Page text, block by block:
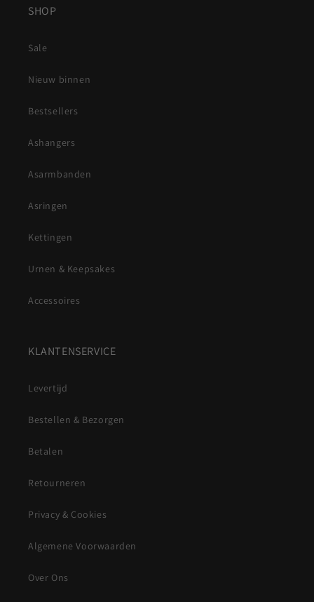
SHOP
Sale
Nieuw binnen
Bestsellers
Ashangers
Asarmbanden
Asringen
Kettingen
Urnen & Keepsakes
Accessoires
KLANTENSERVICE
Levertijd
Bestellen & Bezorgen
Betalen
Retourneren
Privacy & Cookies
Algemene Voorwaarden
Over Ons